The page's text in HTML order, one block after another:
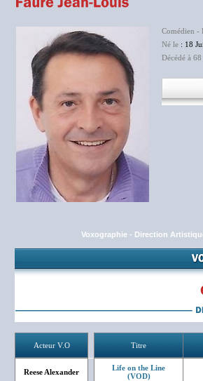
Comédien -
Né le : 18
Décédé à 68
Voxographie - Direction
Acteur V.O Titre
Reese Alexander
Life on the Line
(VOD)